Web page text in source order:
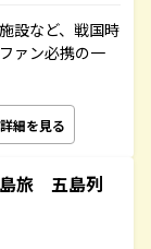
設など、戦国時
ァン必携の一
詳細を見る
旅 五島列